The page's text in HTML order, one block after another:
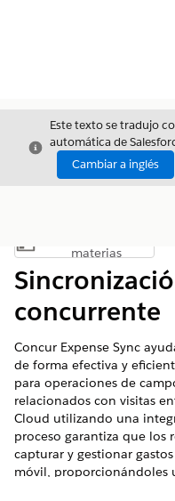
Cerrar
Este texto se tradujo
automática de
Cambiar a inglés
Mostrar índice de
materias
concurrente
Concur Expense Sync
de forma efectiva y
para operaciones de
relacionados con visitas
Cloud utilizando una
proceso garantiza que los
capturar y gestionar
móvil, proporcionándoles